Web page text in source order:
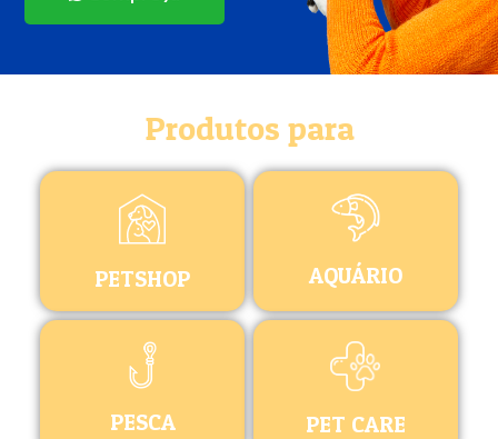
Produtos para
PETSHOP AQUÁRIO
PESCA PET CARE